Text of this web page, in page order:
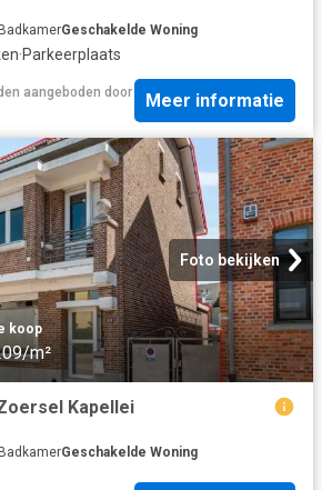
BadkamerGeschakelde Woning
·Parkeerplaats
aangeboden door
Meer informatie
Foto bekijken
koop
m²
Kapellei
BadkamerGeschakelde Woning